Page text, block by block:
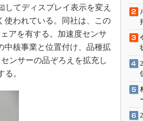
てディスプレイ表示を変え
使われている。同社は、この
アを有する。加速度センサ
中核事業と位置付け、品種拡
ンサーの品ぞろえを拡充し
。